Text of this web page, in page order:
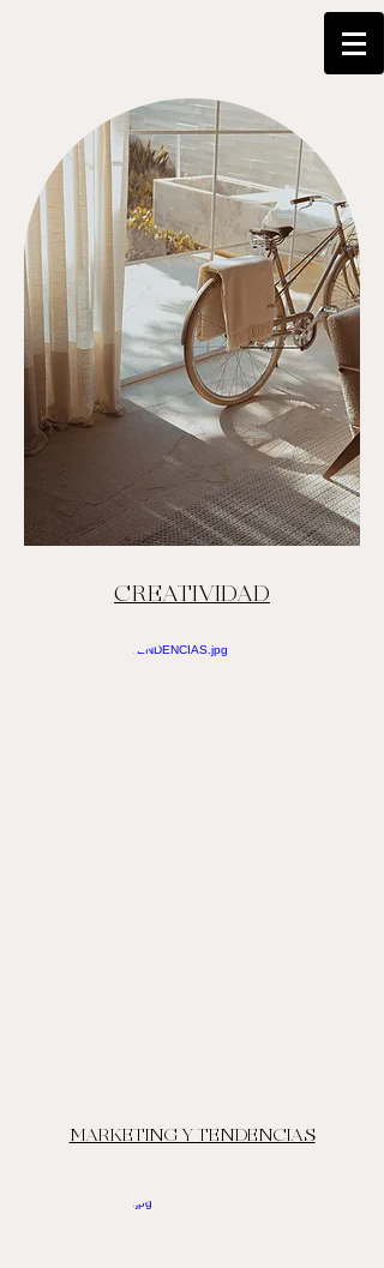
CREATIVIDAD
MARKETING Y TENDENCIAS